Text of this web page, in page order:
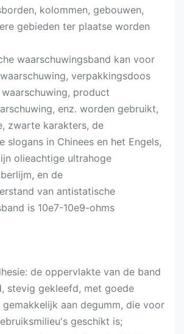
kolommen, gebouwen,
gebieden ter plaatse worden
waarschuwingsband kan voor
verpakkingsdoos
product
enz. worden gebruikt,
zwarte karakters, de
slogans in Chinees en het Engels,
olieachtige ultrahoge
en de
van antistatische
is 10e7-10e9-ohms
de oppervlakte van de band
stevig gekleefd, met goede
gemakkelijk aan degumm, die voor
geschikt is;